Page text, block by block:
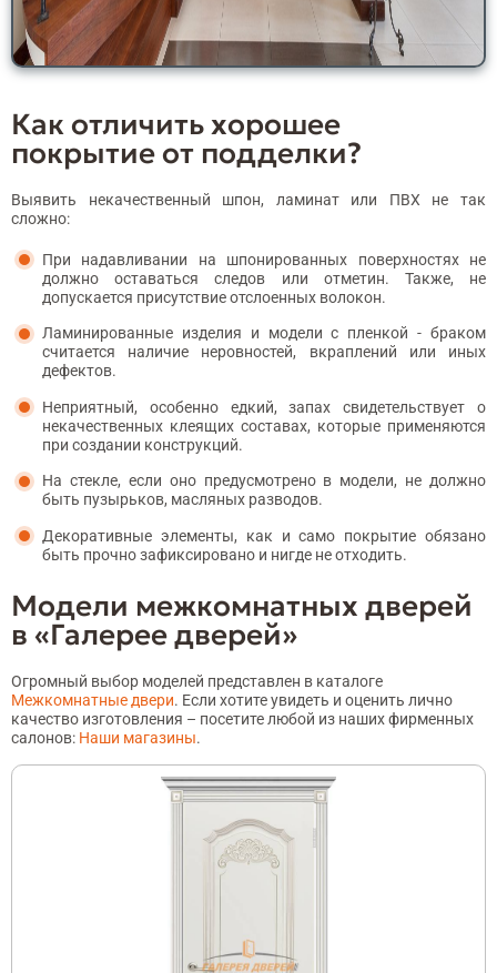
Как отличить хорошее
покрытие от подделки?
Выявить некачественный шпон, ламинат или ПВХ не так
сложно:
При надавливании на шпонированных поверхностях не
должно оставаться следов или отметин. Также, не
допускается присутствие отслоенных волокон.
Ламинированные изделия и модели с пленкой - браком
считается наличие неровностей, вкраплений или иных
дефектов.
Неприятный, особенно едкий, запах свидетельствует о
некачественных клеящих составах, которые применяются
при создании конструкций.
На стекле, если оно предусмотрено в модели, не должно
быть пузырьков, масляных разводов.
Декоративные элементы, как и само покрытие обязано
быть прочно зафиксировано и нигде не отходить.
Модели межкомнатных дверей
в «Галерее дверей»
Огромный выбор моделей представлен в каталоге
Межкомнатные двери. Если хотите увидеть и оценить лично
качество изготовления – посетите любой из наших фирменных
салонов: Наши магазины.